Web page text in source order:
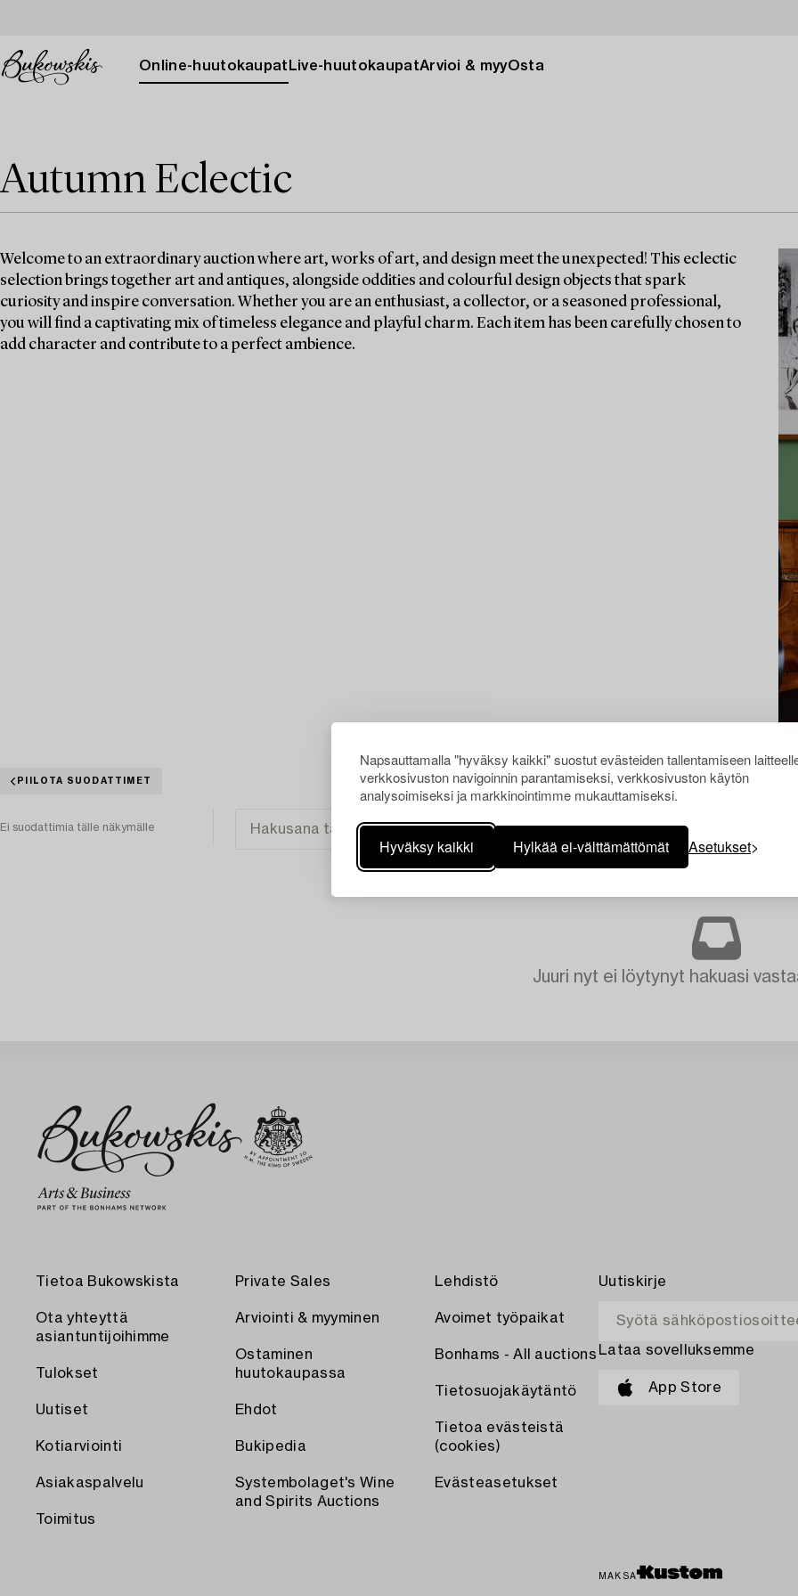
Napsauttamalla "hyväksy kaikki" suostut evästeiden tallentamiseen
verkkosivuston navigoinnin parantamiseksi, verkkosivuston käytön
analysoimiseksi ja markkinointimme mukauttamiseksi.
Hyväksy kaikki Hylkää ei-välttämättömät Asetukset
Online-huutokaupat Live-huutokaupatArvioi & myyOsta
Autumn Eclectic
Welcome to an extraordinary auction where art, works of art, and design meet the unexpected! This eclectic
selection brings together art and antiques, alongside oddities and colourful design objects that spark
curiosity and inspire conversation. Whether you are an enthusiast, a collector, or a seasoned professional,
you will find a captivating mix of timeless elegance and playful charm. Each item has been carefully chosen to
add character and contribute to a perfect ambience.
PIILOTA SUODATTIMET
Ei suodattimia tälle näkymälle
Juuri nyt ei löytynyt hakuasi
Tietoa Bukowskista
Ota yhteyttä
asiantuntijoihimme
Tulokset
Uutiset
Kotiarviointi
Asiakaspalvelu
Toimitus
Private Sales
Arviointi & myyminen
Ostaminen
huutokaupassa
Ehdot
Bukipedia
Systembolaget's Wine
and Spirits Auctions
Lehdistö
Avoimet työpaikat
Bonhams - All auctions
Tietosuojakäytäntö
Tietoa evästeistä
(cookies)
Evästeasetukset
Uutiskirje
Lataa sovelluksemme
App Store
MAKSA